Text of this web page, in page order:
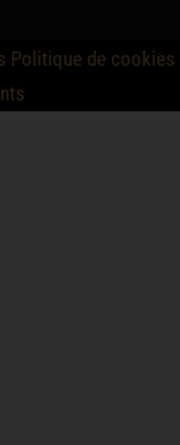
Politique de cookies